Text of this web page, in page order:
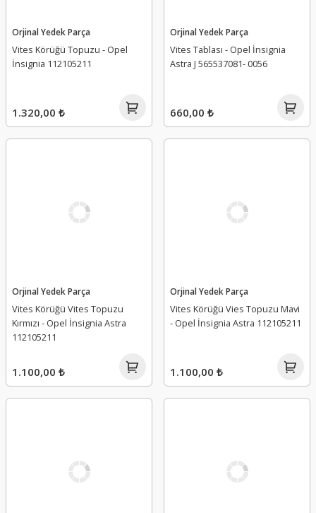
Orjinal Yedek Parça
Vites Körüğü Topuzu - Opel
İnsignia 112105211
1.320,00 ₺
Orjinal Yedek Parça
Vites Tablası - Opel İnsignia
Astra J 565537081- 0056
660,00 ₺
Orjinal Yedek Parça
Vites Körüğü Vites Topuzu
Kırmızı - Opel İnsignia Astra
112105211
1.100,00 ₺
Orjinal Yedek Parça
Vites Körüğü Vies Topuzu Mavi
- Opel İnsignia Astra 112105211
1.100,00 ₺